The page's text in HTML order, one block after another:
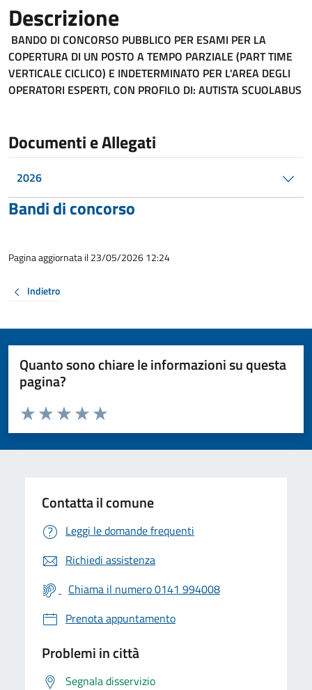
Descrizione
BANDO DI CONCORSO PUBBLICO PER ESAMI PER LA
COPERTURA DI UN POSTO A TEMPO PARZIALE (PART TIME
VERTICALE CICLICO) E INDETERMINATO PER L'AREA DEGLI
OPERATORI ESPERTI, CON PROFILO DI: AUTISTA SCUOLABUS
Documenti e Allegati
2026
Bandi di concorso
Pagina aggiornata il 23/05/2026 12:24
Indietro
Quanto sono chiare le informazioni su questa
pagina?
Valuta da 1 a 5 stelle la pagina
Valuta 5 stelle su 5
Valuta 4 stelle su 5
Valuta 3 stelle su 5
Valuta 2 stelle su 5
Valuta 1 stelle su 5
Contatta il comune
Leggi le domande frequenti
Richiedi assistenza
Chiama il numero 0141 994008
Prenota appuntamento
Problemi in città
Segnala disservizio